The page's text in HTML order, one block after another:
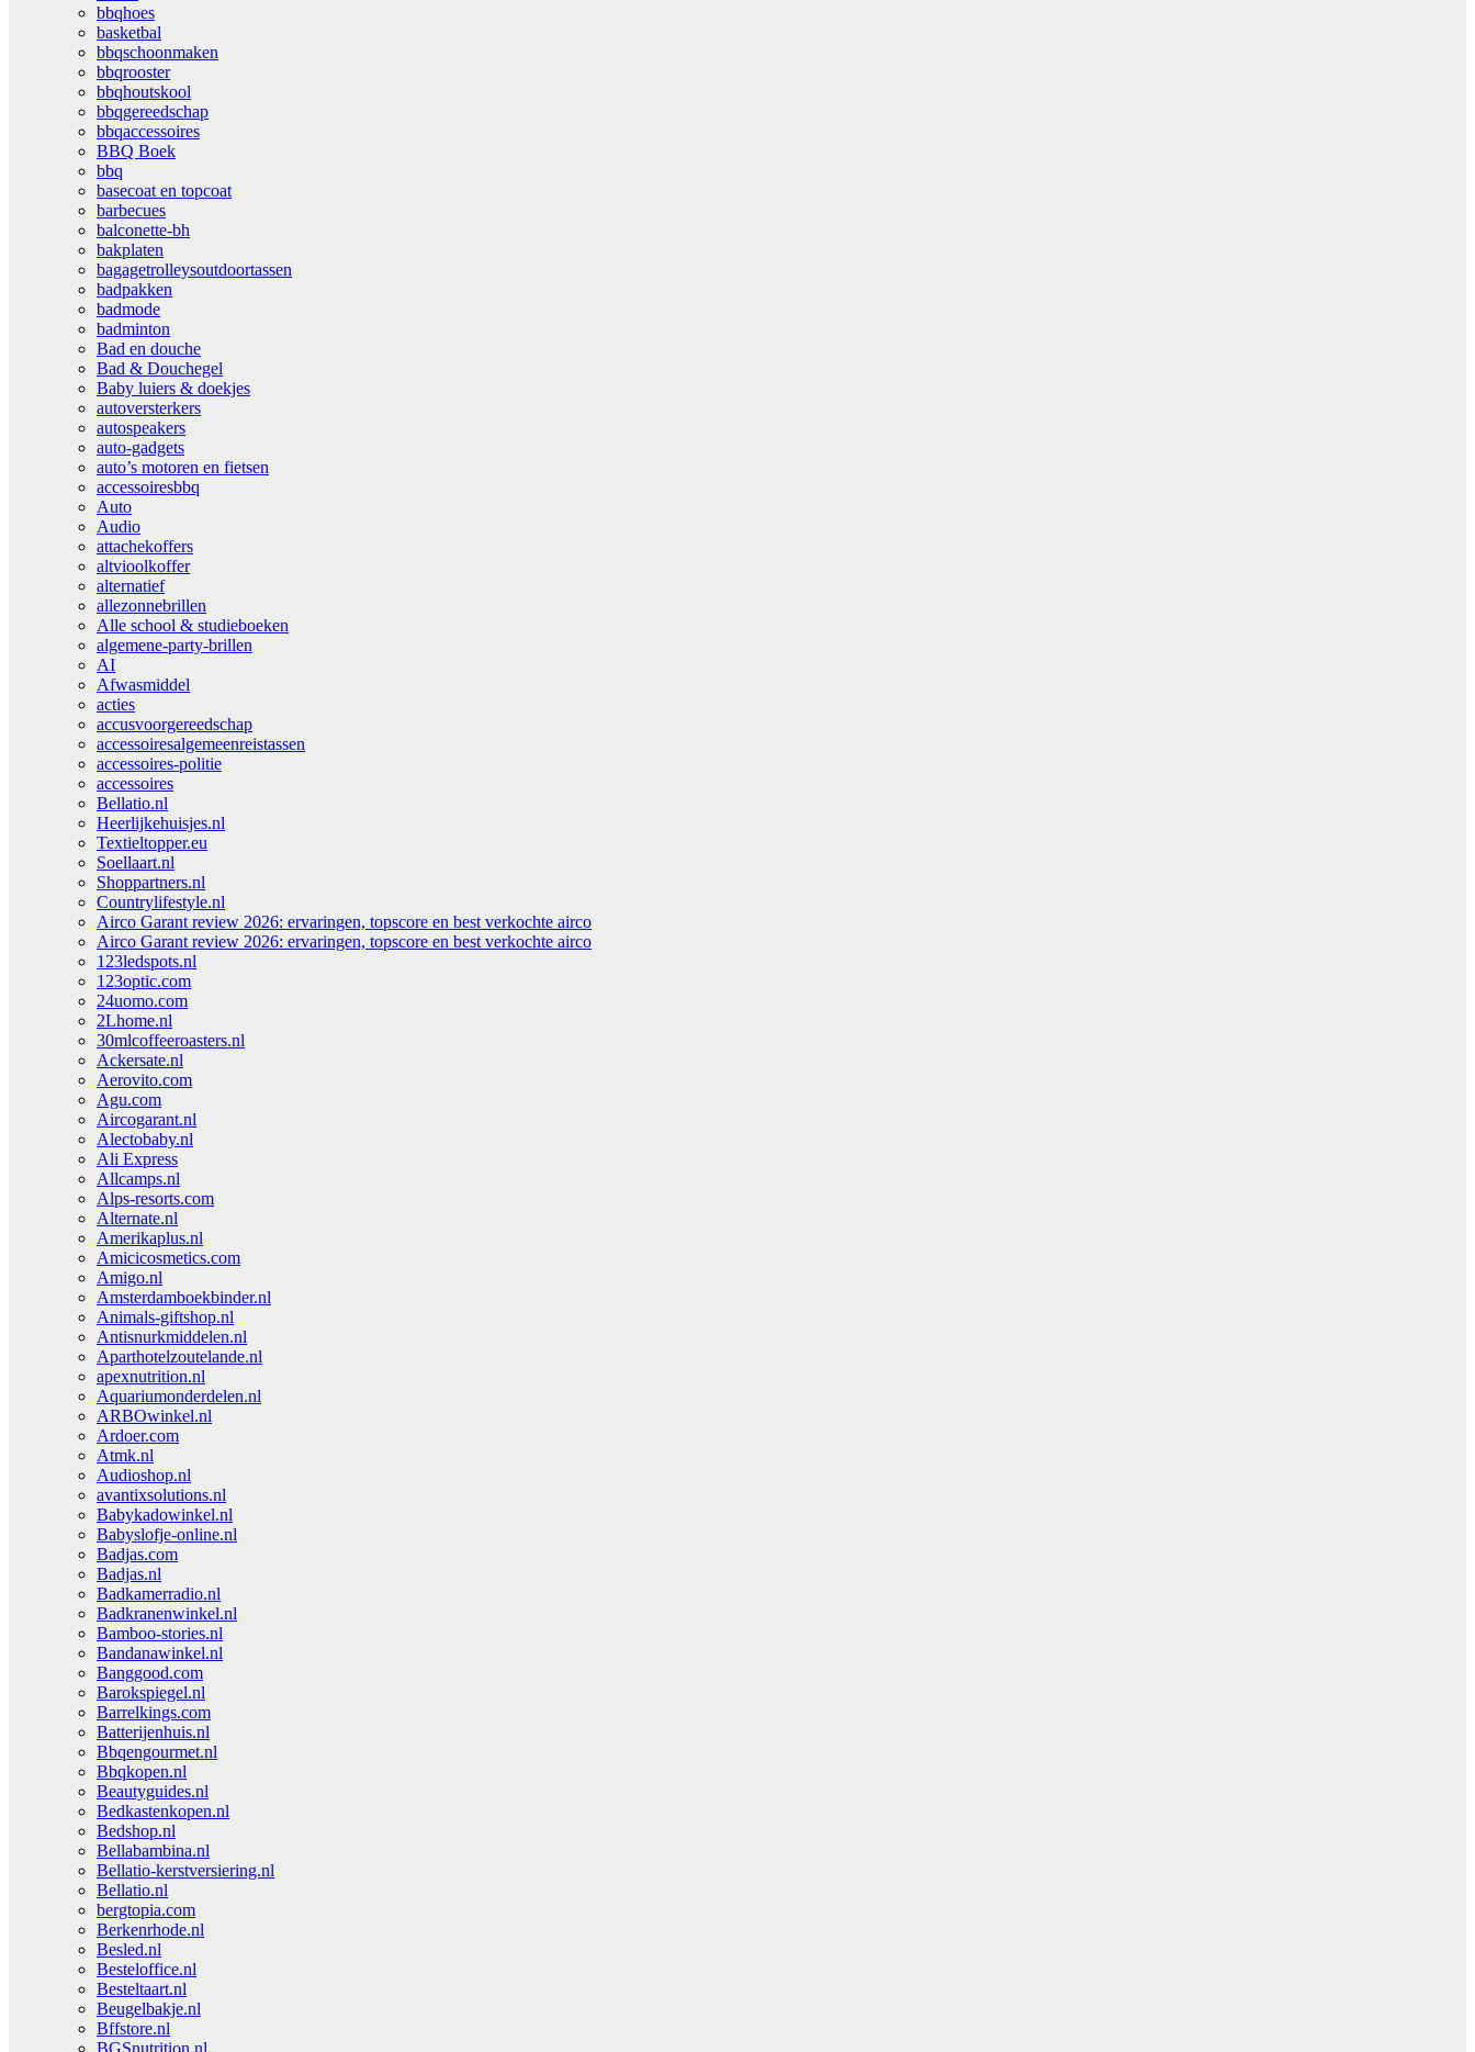
bbqhoes
basketbal
bbqschoonmaken
bbqrooster
bbqhoutskool
bbqgereedschap
bbqaccessoires
BBQ Boek
bbq
basecoat en topcoat
barbecues
balconette-bh
bakplaten
bagagetrolleysoutdoortassen
badpakken
badmode
badminton
Bad en douche
Bad & Douchegel
Baby luiers & doekjes
autoversterkers
autospeakers
auto-gadgets
auto’s motoren en fietsen
accessoiresbbq
Auto
Audio
attachekoffers
altvioolkoffer
alternatief
allezonnebrillen
Alle school & studieboeken
algemene-party-brillen
AI
Afwasmiddel
acties
accusvoorgereedschap
accessoiresalgemeenreistassen
accessoires-politie
accessoires
Bellatio.nl
Heerlijkehuisjes.nl
Textieltopper.eu
Soellaart.nl
Shoppartners.nl
Countrylifestyle.nl
Airco Garant review 2026: ervaringen, topscore en best verkochte airco
Airco Garant review 2026: ervaringen, topscore en best verkochte airco
123ledspots.nl
123optic.com
24uomo.com
2Lhome.nl
30mlcoffeeroasters.nl
Ackersate.nl
Aerovito.com
Agu.com
Aircogarant.nl
Alectobaby.nl
Ali Express
Allcamps.nl
Alps-resorts.com
Alternate.nl
Amerikaplus.nl
Amicicosmetics.com
Amigo.nl
Amsterdamboekbinder.nl
Animals-giftshop.nl
Antisnurkmiddelen.nl
Aparthotelzoutelande.nl
apexnutrition.nl
Aquariumonderdelen.nl
ARBOwinkel.nl
Ardoer.com
Atmk.nl
Audioshop.nl
avantixsolutions.nl
Babykadowinkel.nl
Babyslofje-online.nl
Badjas.com
Badjas.nl
Badkamerradio.nl
Badkranenwinkel.nl
Bamboo-stories.nl
Bandanawinkel.nl
Banggood.com
Barokspiegel.nl
Barrelkings.com
Batterijenhuis.nl
Bbqengourmet.nl
Bbqkopen.nl
Beautyguides.nl
Bedkastenkopen.nl
Bedshop.nl
Bellabambina.nl
Bellatio-kerstversiering.nl
Bellatio.nl
bergtopia.com
Berkenrhode.nl
Besled.nl
Besteloffice.nl
Besteltaart.nl
Beugelbakje.nl
Bffstore.nl
BGSnutrition.nl